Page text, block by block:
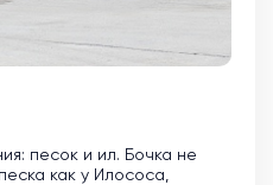
песок и ил. Бочка не
как у Илососа,